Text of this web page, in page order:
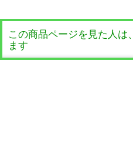
この商品ページを見た人は
ます